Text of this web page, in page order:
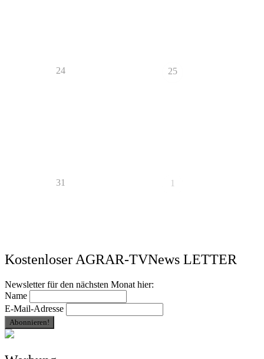
24 25
31 1
Kostenloser AGRAR-TVNews LETTER
Newsletter für den nächsten Monat hier:
Name
E-Mail-Adresse